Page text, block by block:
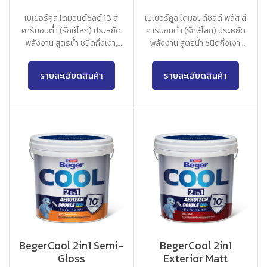
เบเยอร์คูล ไดมอนด์ชิลด์ 18 สี
คาร์บอนต่ำ (รักษ์โลก) ประหยัด
พลังงาน สูตรน้ำ ชนิดกึ่งเงา,
รายละเอียดสินค้า
เบเยอร์คูล ไดมอนด์ชิลด์ พลัส สี
คาร์บอนต่ำ (รักษ์โลก) ประหยัด
พลังงาน สูตรน้ำ ชนิดกึ่งเงา,
รายละเอียดสินค้า
BegerCool 2in1 Semi-
Gloss
BegerCool 2in1
Exterior Matt